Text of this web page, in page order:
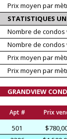
Prix moyen par
STATISTIQUES
Nombre de condos
Nombre de condos
Prix moyen par
Prix moyen par
GRANDVIEW
Apt # Prix
501